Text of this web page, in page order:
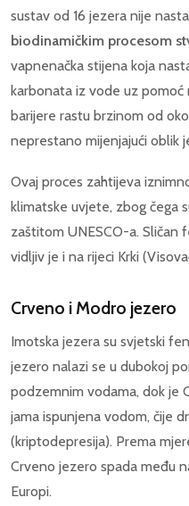
sustav od 16 jezera nije
biodinamičkim procesom
vapnenačka stijena koja
karbonata iz vode uz pomoć
barijere rastu brzinom od
neprestano mijenjajući oblik
Ovaj proces zahtijeva
klimatske uvjete, zbog čega
zaštitom UNESCO-a. Sličan
vidljiv je i na rijeci Krki
Crveno i Modro jezero
Imotska jezera su svjetski
jezero nalazi se u dubokoj
podzemnim vodama, dok je
jama ispunjena vodom, čije
(kriptodepresija). Prema
Crveno jezero spada među
Europi.